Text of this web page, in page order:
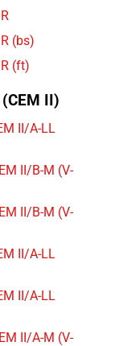
(bs)
(ft)
II)
II/A-LL
II/B-M (V-
II/B-M (V-
II/A-LL
II/A-LL
II/A-M (V-